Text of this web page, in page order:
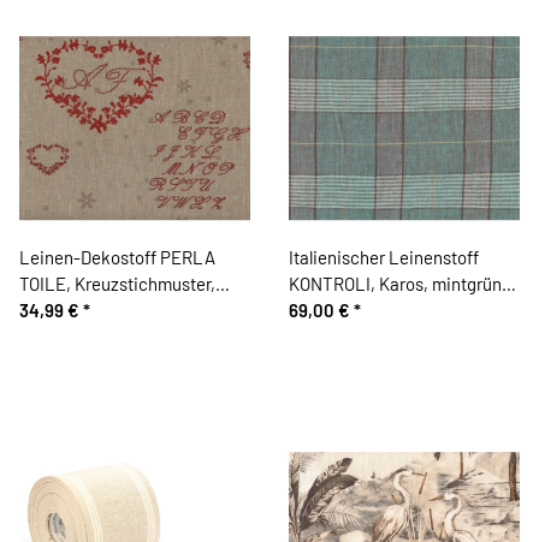
Leinen-Dekostoff PERLA
TOILE, Kreuzstichmuster,
natur dunkel-gedecktes rot
34,99 € *
Italienischer Leinenstoff
KONTROLI, Karos, mintgrün-
natur, Toptex
69,00 € *